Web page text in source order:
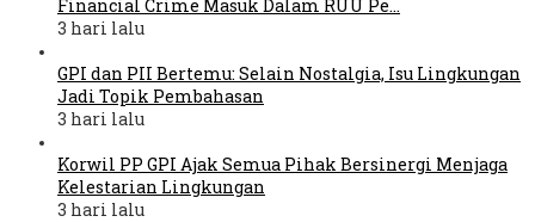
Financial Crime Masuk Dalam RUU Pe…
3 hari lalu
GPI dan PII Bertemu: Selain Nostalgia, Isu Lingkungan
Jadi Topik Pembahasan
3 hari lalu
Korwil PP GPI Ajak Semua Pihak Bersinergi Menjaga
Kelestarian Lingkungan
3 hari lalu